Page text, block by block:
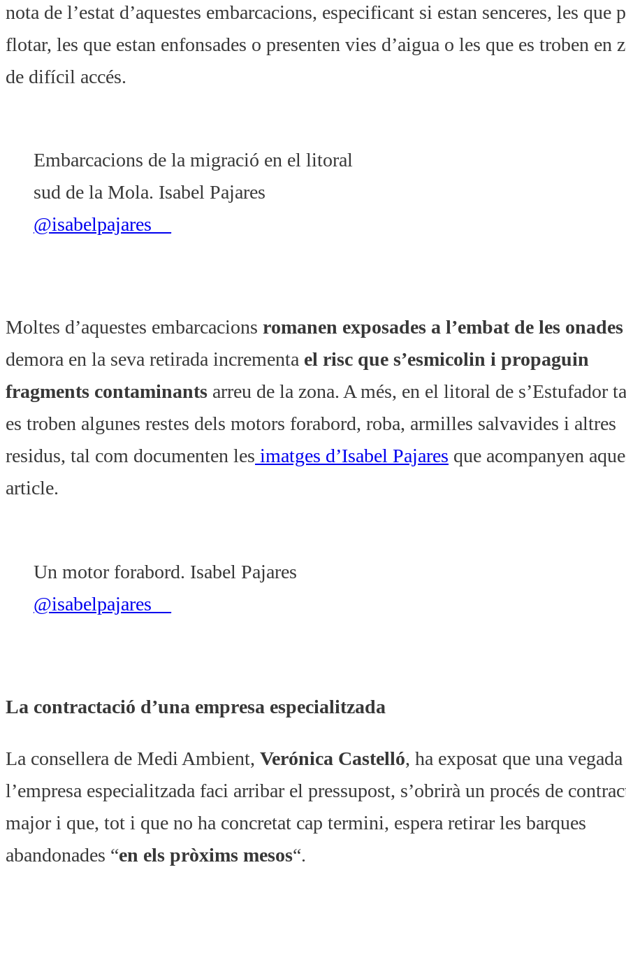
nota de l’estat d’aquestes embarcacions, especificant si estan senceres, les que
flotar, les que estan enfonsades o presenten vies d’aigua o les que es troben en
de difícil accés.
Embarcacions de la migració en el litoral
sud de la Mola. Isabel Pajares
@isabelpajares__
Moltes d’aquestes embarcacions romanen exposades a l’embat de les onades
demora en la seva retirada incrementa el risc que s’esmicolin i propaguin
fragments contaminants arreu de la zona. A més, en el litoral de s’Estufador
es troben algunes restes dels motors forabord, roba, armilles salvavides i altres
residus, tal com documenten les imatges d’Isabel Pajares que acompanyen
article.
Un motor forabord. Isabel Pajares
@isabelpajares__
La contractació d’una empresa especialitzada
La consellera de Medi Ambient, Verónica Castelló, ha exposat que una vegada
l’empresa especialitzada faci arribar el pressupost, s’obrirà un procés de
major i que, tot i que no ha concretat cap termini, espera retirar les barques
abandonades “en els pròxims mesos“.